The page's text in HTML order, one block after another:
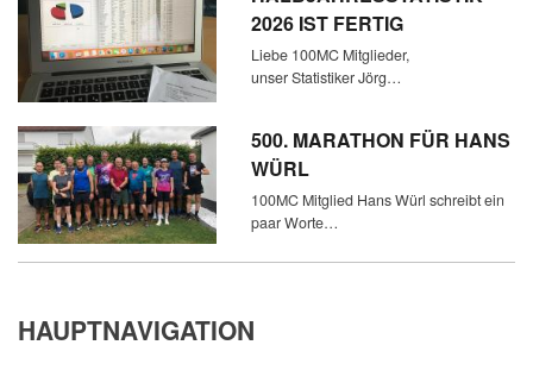
2026 IST FERTIG
Liebe 100MC Mitglieder,
unser Statistiker Jörg…
500. MARATHON FÜR HANS
WÜRL
100MC Mitglied Hans Würl schreibt ein
paar Worte…
HAUPTNAVIGATION